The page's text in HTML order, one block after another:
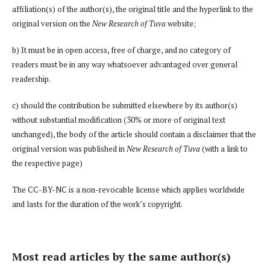
affiliation(s) of the author(s), the original title and the hyperlink to the
original version on the New Research of Tuvawebsite;
b) It must be in open access, free of charge, and no category of
readers must be in any way whatsoever advantaged over general
readership.
c) should the contribution be submitted elsewhere by its author(s)
without substantial modification (30% or more of original text
unchanged), the body of the article should contain a disclaimer that the
original version was published inNew Research of Tuva(with a link to
the respective page)
The CC-BY-NC is a non-revocable license which applies worldwide
and lasts for the duration of the work’s copyright.
Most read articles by the same author(s)